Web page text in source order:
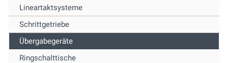
Lineartaktsysteme
Schrittgetriebe
Übergabegeräte
Ringschalttische